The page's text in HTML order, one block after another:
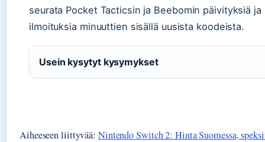
seurata Pocket Tacticsin ja Beebomin päivityksiä
ilmoituksia minuuttien sisällä uusista koodeista.
Usein kysytyt kysymykset
Aiheeseen liittyvää: Nintendo Switch 2: Hinta Suomessa,